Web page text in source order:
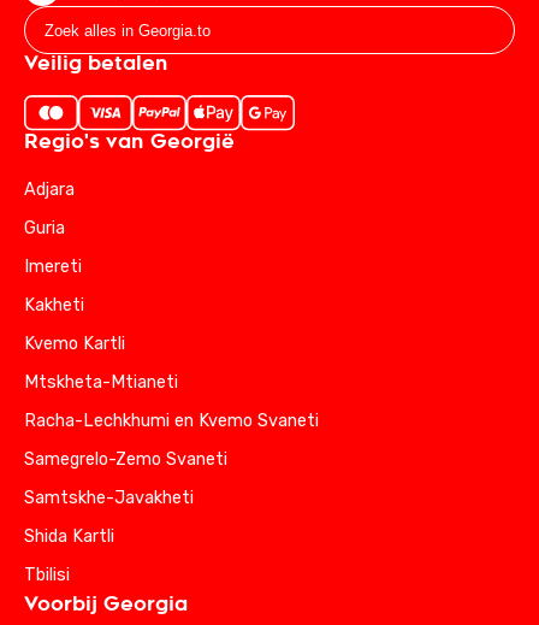
Veilig betalen
Regio's van Georgië
Adjara
Guria
Imereti
Kakheti
Kvemo Kartli
Mtskheta-Mtianeti
Racha-Lechkhumi en Kvemo Svaneti
Samegrelo-Zemo Svaneti
Samtskhe-Javakheti
Shida Kartli
Tbilisi
Voorbij Georgia